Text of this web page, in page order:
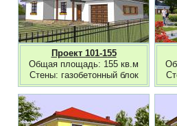
Проект 101-155
Общая площадь: 155 кв.м
Стены: газобетонный блок